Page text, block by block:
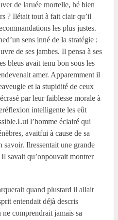
de laruée mortelle, hé bien
? Ilétait tout à fait clair qu’il
les plus justes.
sens inné de la stratégie ;
de ses jambes. Il pensa à ses
bleus avait tenu bon sous les
amer. Apparemment il
et la stupidité de ceux
par leur faiblesse morale à
intelligente les eût
l’homme éclairé qui
avaitfui à cause de sa
savoir. Ilressentait une grande
Il savait qu’onpouvait montrer
quand plustard il allait
entendait déjà descris
comprendrait jamais sa